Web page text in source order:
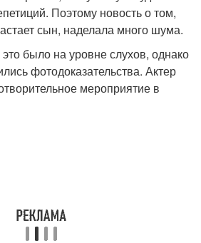
Поэтому новость о том,
сын, наделала много шума.
было на уровне слухов, однако
фотодоказательства. Актер
мероприятие в